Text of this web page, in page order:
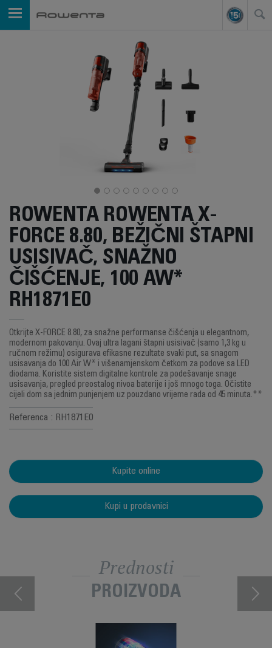
ROWENTA ROWENTA X-
FORCE 8.80, BEŽIČNI ŠTAPNI
USISIVAČ, SNAŽNO
ČIŠĆENJE, 100 AW*
RH1871E0
Otkrijte X-FORCE 8.80, za snažne performanse čišćenja u elegantnom,
modernom pakovanju. Ovaj ultra lagani štapni usisivač (samo 1,3 kg u
ručnom režimu) osigurava efikasne rezultate svaki put, sa snagom
usisavanja do 100 Air W* i višenamjenskom četkom za podove sa LED
diodama. Koristite sistem digitalne kontrole za podešavanje snage
usisavanja, pregled preostalog nivoa baterije i još mnogo toga. Očistite
cijeli dom sa jednim punjenjem uz pouzdano vrijeme rada od 45 minuta.**
Referenca : RH1871E0
Kupite online
Kupi u prodavnici
Prednosti
PROIZVODA